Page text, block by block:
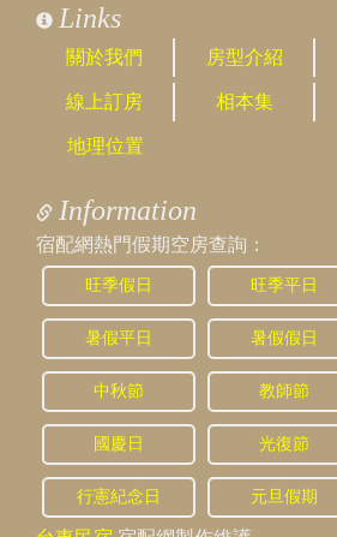
Links
關於我們 房型介紹
線上訂房 相本集
地理位置
Information
宿配網熱門假期空房查詢：
旺季假日 旺季平日
暑假平日 暑假假日
中秋節 教師節
國慶日 光復節
行憲紀念日 元旦假期